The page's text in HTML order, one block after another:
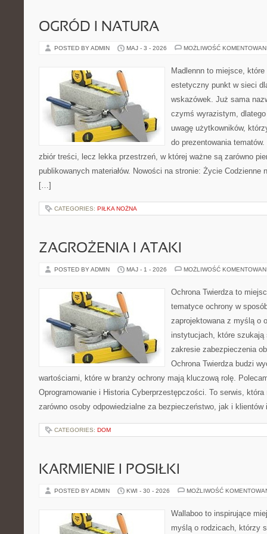
OGRÓD I NATURA
POSTED BY ADMIN MAJ - 3 - 2026 MOŻLIWOŚĆ
Madlennn to miejsce,
estetyczny punkt w sieci
wskazówek. Już sama
czymś wyrazistym,
uwagę użytkowników,
do prezentowania
zbiór treści, lecz lekka przestrzeń, w której ważne są zarówno
publikowanych materiałów. Nowości na stronie: Życie Codzienne
[…]
CATEGORIES: PIŁKA NOŻNA
ZAGROŻENIA I ATAKI
POSTED BY ADMIN MAJ - 1 - 2026 MOŻLIWOŚĆ
Ochrona Twierdza to
tematyce ochrony w
zaprojektowana z myślą o
instytucjach, które szukają
zakresie zabezpieczenia
Ochrona Twierdza budzi
wartościami, które w branży ochrony mają kluczową rolę.
Oprogramowanie i Historia Cyberprzestępczości. To serwis,
zarówno osoby odpowiedzialne za bezpieczeństwo, jak i
CATEGORIES: DOM
KARMIENIE I POSIŁKI
POSTED BY ADMIN KWI - 30 - 2026 MOŻLIWOŚĆ
Wallaboo to inspirujące
myślą o rodzicach, którzy